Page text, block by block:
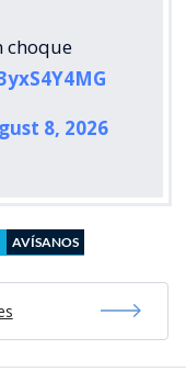
choque
8, 2026
AVÍSANOS